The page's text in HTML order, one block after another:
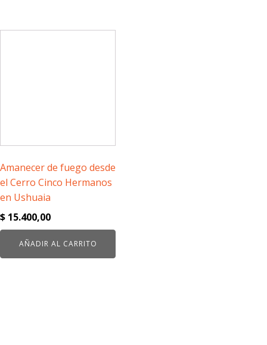
Amanecer de fuego desde
el Cerro Cinco Hermanos
en Ushuaia
$ 15.400,00
AÑADIR AL CARRITO